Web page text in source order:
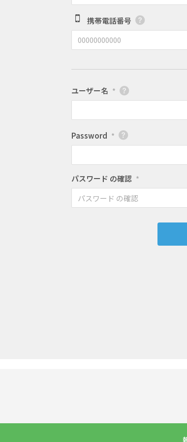
携帯電話番号
ユーザー名 *
Password *
パスワード の確認 *